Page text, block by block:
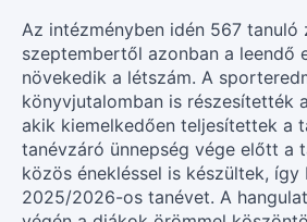
Az intézményben idén 567 tanuló
szeptembertől azonban a leendő
növekedik a létszám. A
könyvjutalomban is részesítették
akik kiemelkedően teljesítettek a
tanévzáró ünnepség vége előtt a
közös énekléssel is készültek,
2025/2026-os tanévet. A